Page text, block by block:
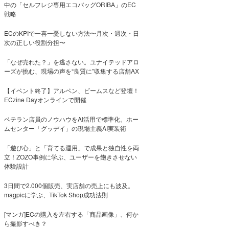
中の「セルフレジ専用エコバッグORIBA」のEC
戦略
ECのKPIで一喜一憂しない方法〜月次・週次・日
次の正しい役割分担〜
「なぜ売れた？」を逃さない。ユナイテッドアロ
ーズが挑む、現場の声を“良質に”収集する店舗AX
【イベント終了】アルペン、ビームスなど登壇！
ECzine Dayオンラインで開催
ベテラン店員のノウハウをAI活用で標準化。ホー
ムセンター「グッデイ」の現場主義AI実装術
「遊び心」と「育てる運用」で成果と独自性を両
立！ZOZO事例に学ぶ、ユーザーを飽きさせない
体験設計
3日間で2.000個販売、実店舗の売上にも波及。
magpicに学ぶ、TikTok Shop成功法則
[マンガ]ECの購入を左右する「商品画像」、何か
ら撮影すべき？